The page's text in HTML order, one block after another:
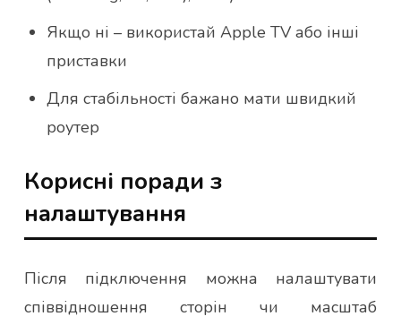
Якщо ні – використай Apple TV або інші
приставки
Для стабільності бажано мати швидкий
роутер
Корисні поради з
налаштування
Після підключення можна налаштувати
співвідношення сторін чи масштаб